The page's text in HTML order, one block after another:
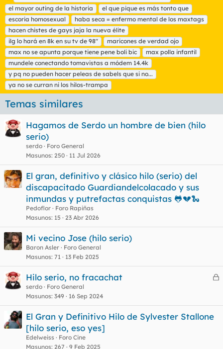
t
i
q
u
e
t
a
s
el mayor outing de la historia
el que pique es más tonto que
escoria homosexual
haba seca = enfermo mental de los maxtags
hacen chistes de gays jaja la nueva élite
ilg lo hará en 8k en su tv de 98"
maricones de verdad ojo
max no se apunta porque tiene pene boli bic
max polla infantil
mundele conectando tomavistas a módem 14.4k
y pq no pueden hacer peleas de sabels que si no...
ya no se curran ni los hilos-trampa
Temas similares
Hagamos de Serdo un hombre de bien (hilo
serio)
serdo
Foro General
Masunos 250 11 Jul 2026
El gran, definitivo y clásico hilo (serio) del
discapacitado Guardiandelcolacado y sus
inmundas y putrefactas conquistas 🐸💔🐍
Pedoflor
Foro Rapiñas
Masunos 15 23 Abr 2026
Mi vecino Jose (hilo serio)
Baron Asler
Foro General
Masunos 71 13 Feb 2025
C
r
Hilo serio, no fracachat
serdo
Foro General
Masunos 349 16 Sep 2024
El Gran y Definitivo Hilo de Sylvester Stallone
[hilo serio, eso yes]
Edelweiss
Foro Cine
Masunos 267 9 Feb 2025